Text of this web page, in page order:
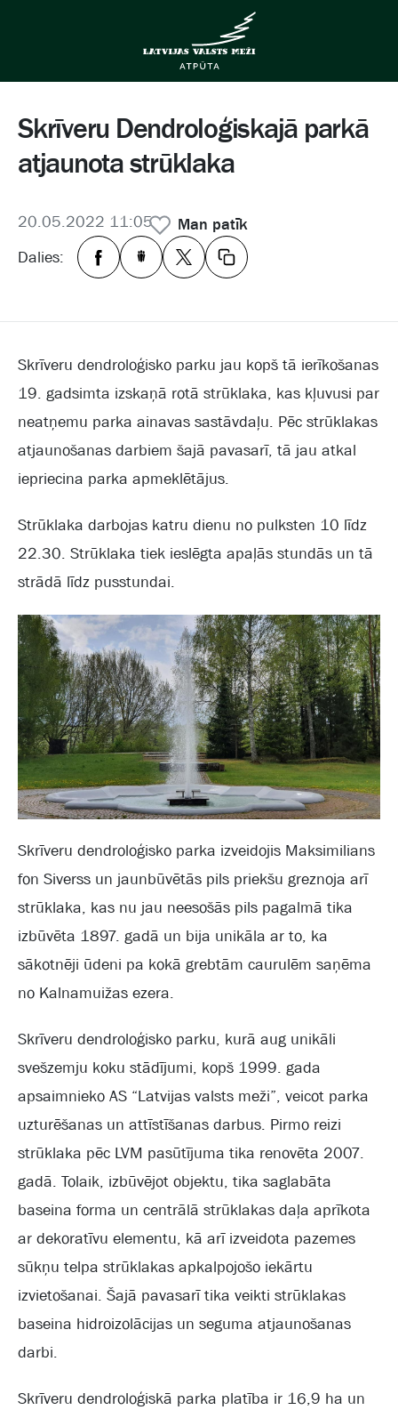
Skrīveru Dendroloģiskajā parkā
atjaunota strūklaka
20.05.2022 11:05
Man patīk
Dalies:
Skrīveru dendroloģisko parku jau kopš tā ierīkošanas
19. gadsimta izskaņā rotā strūklaka, kas kļuvusi par
neatņemu parka ainavas sastāvdaļu. Pēc strūklakas
atjaunošanas darbiem šajā pavasarī, tā jau atkal
iepriecina parka apmeklētājus.
Strūklaka darbojas katru dienu no pulksten 10 līdz
22.30. Strūklaka tiek ieslēgta apaļās stundās un tā
strādā līdz pusstundai.
Skrīveru dendroloģisko parka izveidojis Maksimilians
fon Siverss un jaunbūvētās pils priekšu greznoja arī
strūklaka, kas nu jau neesošās pils pagalmā tika
izbūvēta 1897. gadā un bija unikāla ar to, ka
sākotnēji ūdeni pa kokā grebtām caurulēm saņēma
no Kalnamuižas ezera.
Skrīveru dendroloģisko parku, kurā aug unikāli
svešzemju koku stādījumi, kopš 1999. gada
apsaimnieko AS “Latvijas valsts meži”, veicot parka
uzturēšanas un attīstīšanas darbus. Pirmo reizi
strūklaka pēc LVM pasūtījuma tika renovēta 2007.
gadā. Tolaik, izbūvējot objektu, tika saglabāta
baseina forma un centrālā strūklakas daļa aprīkota
ar dekoratīvu elementu, kā arī izveidota pazemes
sūkņu telpa strūklakas apkalpojošo iekārtu
izvietošanai. Šajā pavasarī tika veikti strūklakas
baseina hidroizolācijas un seguma atjaunošanas
darbi.
Skrīveru dendroloģiskā parka platība ir 16,9 ha un